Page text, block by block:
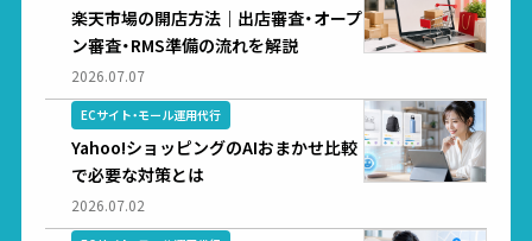
楽天市場の開店方法｜出店審査・オープ
ン審査・RMS準備の流れを解説
2026.07.07
ECサイト・モール運用代行
Yahoo!ショッピングのAIおまかせ比較
で必要な対策とは
2026.07.02